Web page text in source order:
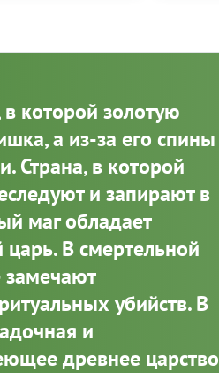
которой золотую
а из-за его спины
Страна, в которой
и запирают в
маг обладает
В смертельной
замечают
убийств. В
и
древнее царство